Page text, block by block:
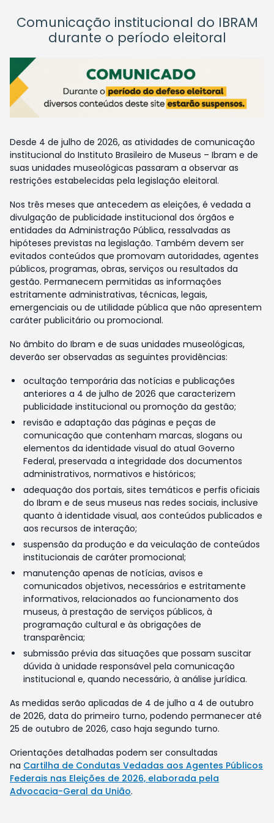
Comunicação institucional do IBRAM
durante o período eleitoral
Desde 4 de julho de 2026, as atividades de comunicação
institucional do Instituto Brasileiro de Museus – Ibram e de
suas unidades museológicas passaram a observar as
restrições estabelecidas pela legislação eleitoral.
Nos três meses que antecedem as eleições, é vedada a
divulgação de publicidade institucional dos órgãos e
entidades da Administração Pública, ressalvadas as
hipóteses previstas na legislação. Também devem ser
evitados conteúdos que promovam autoridades, agentes
públicos, programas, obras, serviços ou resultados da
gestão. Permanecem permitidas as informações
estritamente administrativas, técnicas, legais,
emergenciais ou de utilidade pública que não apresentem
caráter publicitário ou promocional.
No âmbito do Ibram e de suas unidades museológicas,
deverão ser observadas as seguintes providências:
ocultação temporária das notícias e publicações
anteriores a 4 de julho de 2026 que caracterizem
publicidade institucional ou promoção da gestão;
revisão e adaptação das páginas e peças de
comunicação que contenham marcas, slogans ou
elementos da identidade visual do atual Governo
Federal, preservada a integridade dos documentos
administrativos, normativos e históricos;
adequação dos portais, sites temáticos e perfis oficiais
do Ibram e de seus museus nas redes sociais, inclusive
quanto à identidade visual, aos conteúdos publicados e
aos recursos de interação;
suspensão da produção e da veiculação de conteúdos
institucionais de caráter promocional;
manutenção apenas de notícias, avisos e
comunicados objetivos, necessários e estritamente
informativos, relacionados ao funcionamento dos
museus, à prestação de serviços públicos, à
programação cultural e às obrigações de
transparência;
submissão prévia das situações que possam suscitar
dúvida à unidade responsável pela comunicação
institucional e, quando necessário, à análise jurídica.
As medidas serão aplicadas de 4 de julho a 4 de outubro
de 2026, data do primeiro turno, podendo permanecer até
25 de outubro de 2026, caso haja segundo turno.
Orientações detalhadas podem ser consultadas
na Cartilha de Condutas Vedadas aos Agentes Públicos
Federais nas Eleições de 2026, elaborada pela
Advocacia-Geral da União.